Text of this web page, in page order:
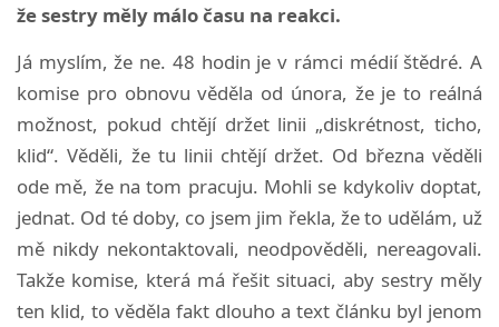
že sestry měly málo času na reakci.
Já myslím, že ne. 48 hodin je v rámci médií štědré. A
komise pro obnovu věděla od února, že je to reálná
možnost, pokud chtějí držet linii „diskrétnost, ticho,
klid“. Věděli, že tu linii chtějí držet. Od března věděli
ode mě, že na tom pracuju. Mohli se kdykoliv doptat,
jednat. Od té doby, co jsem jim řekla, že to udělám, už
mě nikdy nekontaktovali, neodpověděli, nereagovali.
Takže komise, která má řešit situaci, aby sestry měly
ten klid, to věděla fakt dlouho a text článku byl jenom